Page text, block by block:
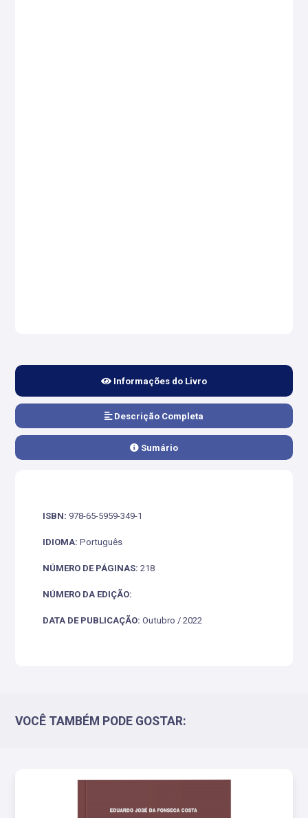
Informações do Livro
Descrição Completa
Sumário
ISBN: 978-65-5959-349-1
IDIOMA: Português
NÚMERO DE PÁGINAS: 218
NÚMERO DA EDIÇÃO:
DATA DE PUBLICAÇÃO: Outubro / 2022
VOCÊ TAMBÉM PODE GOSTAR: